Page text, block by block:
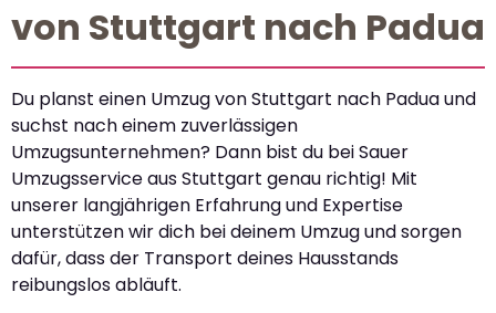
von Stuttgart nach Padua
Du planst einen Umzug von Stuttgart nach Padua und
suchst nach einem zuverlässigen
Umzugsunternehmen? Dann bist du bei Sauer
Umzugsservice aus Stuttgart genau richtig! Mit
unserer langjährigen Erfahrung und Expertise
unterstützen wir dich bei deinem Umzug und sorgen
dafür, dass der Transport deines Hausstands
reibungslos abläuft.